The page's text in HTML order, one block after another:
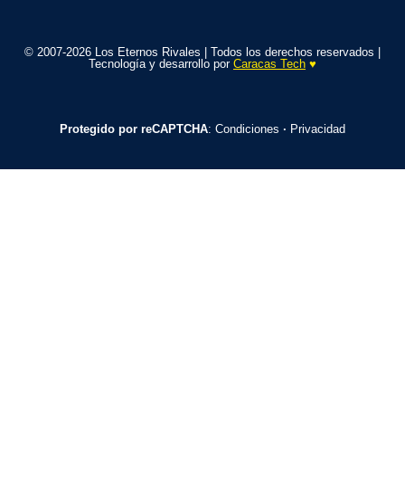
© 2007-2026 Los Eternos Rivales | Todos los derechos reservados |
Tecnología y desarrollo por Caracas Tech ♥️
Protegido por reCAPTCHA: Condiciones · Privacidad